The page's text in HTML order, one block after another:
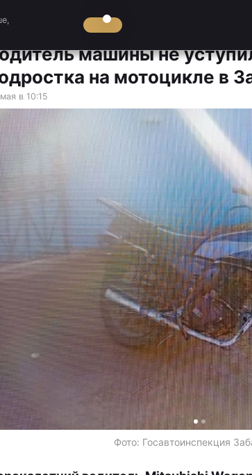
машины не
на мотоцикле в
в 10:15
Фото: Госавтоинспекция